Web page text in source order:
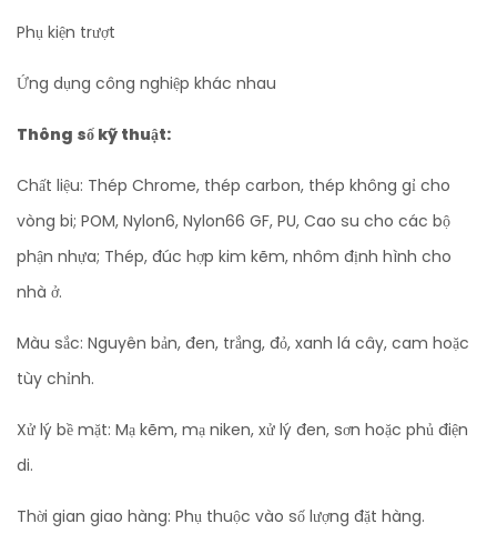
Phụ kiện trượt
Ứng dụng công nghiệp khác nhau
Thông số kỹ thuật:
Chất liệu: Thép Chrome, thép carbon, thép không gỉ cho
vòng bi; POM, Nylon6, Nylon66 GF, PU, ​​Cao su cho các bộ
phận nhựa; Thép, đúc hợp kim kẽm, nhôm định hình cho
nhà ở.
Màu sắc: Nguyên bản, đen, trắng, đỏ, xanh lá cây, cam hoặc
tùy chỉnh.
Xử lý bề mặt: Mạ kẽm, mạ niken, xử lý đen, sơn hoặc phủ điện
di.
Thời gian giao hàng: Phụ thuộc vào số lượng đặt hàng.